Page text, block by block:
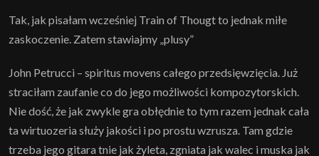
Tak, jak pisałam wcześniej Train of Thougt to jednak miłe
zaskoczenie. Zatem stawiajmy „plusy”
John Petrucci – spiritus movens całego przedsięwzięcia. Już
straciłam zaufanie co do jego możliwości kompozytorskich.
Nie dość, że jak zwykle gra obłędnie to tym razem jednak cała
ta wirtuozeria służy jakości i po prostu wzrusza. Tam gdzie
trzeba jego gitara tnie jak żyleta, zgniata jak walec i muska jak